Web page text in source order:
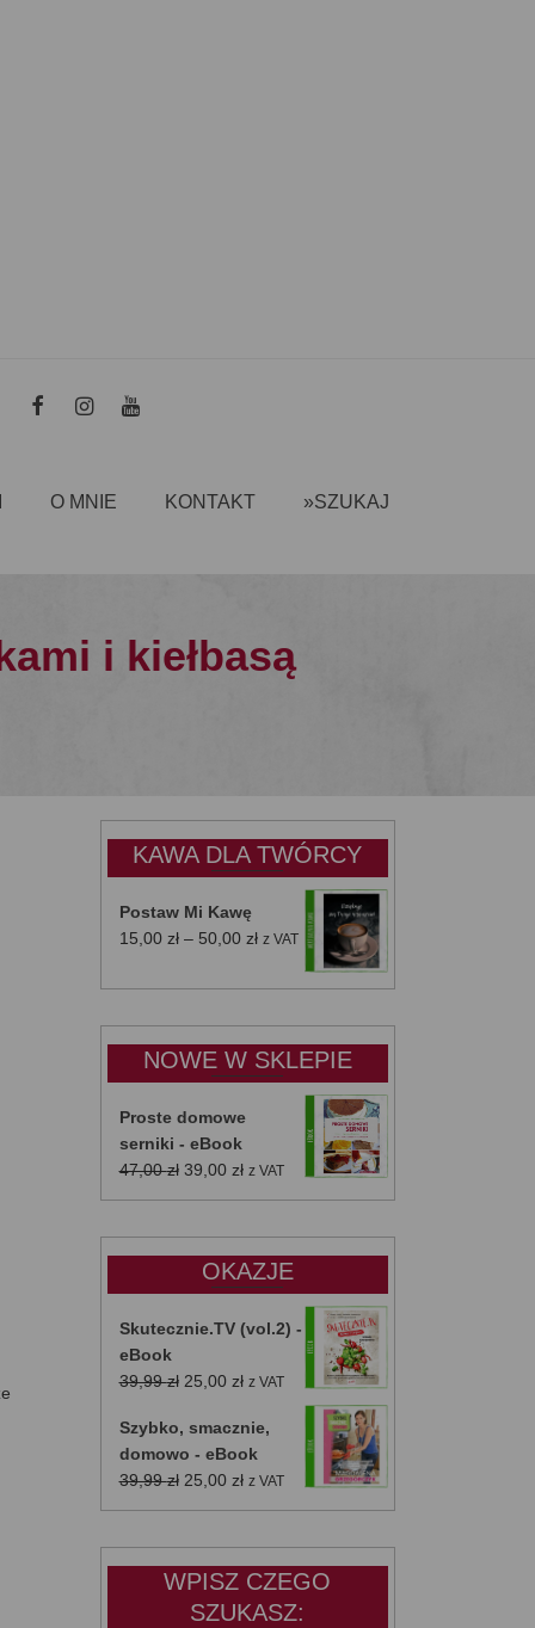
O MNIE KONTAKT »SZUKAJ
i kiełbasą
KAWA DLA TWÓRCY
Postaw Mi Kawę
15,00 zł – 50,00 złZakres
od
do
50,00 zł
z VAT
NOWE W SKLEPIE
Proste domowe
serniki - eBook
47,00zł Pierwotna
cena
39,00 złAktualna
cena
z VAT
OKAZJE
Skutecznie.TV (vol.2) -
eBook
39,99zł Pierwotna
wynosiła:
39,99 zł.
25,00 złAktualna
wynosi:
25,00 zł.
z VAT
Szybko, smacznie,
domowo - eBook
39,99zł Pierwotna
cena
25,00 złAktualna
cena
z VAT
WPISZ CZEGO
SZUKASZ: